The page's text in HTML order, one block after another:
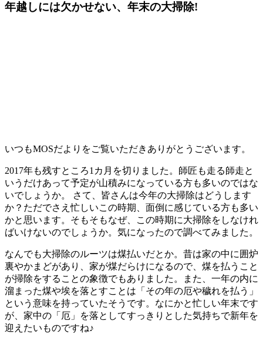
年越しには欠かせない、年末の大掃除!
いつもMOSだよりをご覧いただきありがとうございます。
2017年も残すところ1カ月を切りました。師匠も走る師走と
いうだけあって予定が山積みになっている方も多いのではな
いでしょうか。 さて、皆さんは今年の大掃除はどうします
か？ただでさえ忙しいこの時期、面倒に感じている方も多い
かと思います。そもそもなぜ、この時期に大掃除をしなけれ
ばいけないのでしょうか。気になったので調べてみました。
なんでも大掃除のルーツは煤払いだとか。昔は家の中に囲炉
裏やかまどがあり、家が煤だらけになるので、煤を払うこと
が掃除をすることの象徴でもありました。また、一年の内に
溜まった煤や埃を落とすことは「その年の厄や穢れを払う」
という意味を持っていたそうです。なにかと忙しい年末です
が、家中の「厄」を落としてすっきりとした気持ちで新年を
迎えたいものですね♪